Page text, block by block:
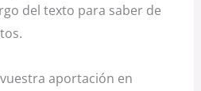
del texto para saber de
aportación en